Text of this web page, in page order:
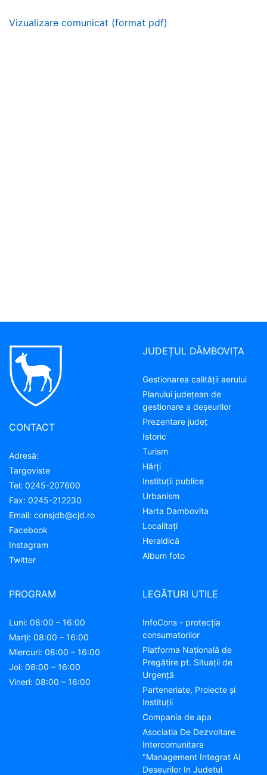
Vizualizare comunicat (format pdf)
CONTACT
Adresă:
Targoviste
Tel: 0245-207600
Fax: 0245-212230
Email: consjdb@cjd.ro
Facebook
Instagram
Twitter
JUDEȚUL DÂMBOVIȚA
Gestionarea calității aerului
Planului județean de
gestionare a deșeurilor
Prezentare judeţ
Istoric
Turism
Hărţi
Instituţii publice
Urbanism
Harta Dambovita
Localitaţi
Heraldică
Album foto
LEGĂTURI UTILE
InfoCons - protecția
consumatorilor
Platforma Națională de
Pregătire pt. Situații de
Urgență
Parteneriate, Proiecte și
Instituții
Compania de apa
Asociatia De Dezvoltare
Intercomunitara
"Management Integrat Al
Deseurilor In Judetul
PROGRAM
Luni: 08:00 – 16:00
Marți: 08:00 – 16:00
Miercuri: 08:00 – 16:00
Joi: 08:00 – 16:00
Vineri: 08:00 – 16:00